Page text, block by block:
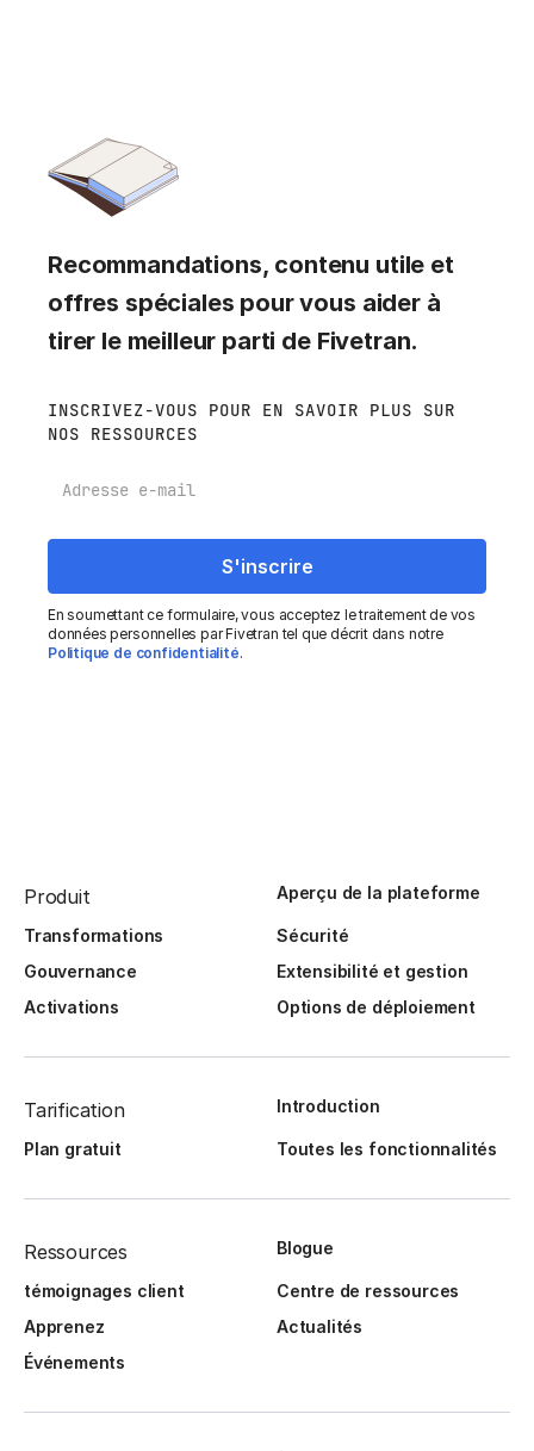
Recommandations, contenu utile et
offres spéciales pour vous aider à
tirer le meilleur parti de Fivetran.
INSCRIVEZ-VOUS POUR EN SAVOIR PLUS SUR
NOS RESSOURCES
En soumettant ce formulaire, vous acceptez le traitement de vos
données personnelles par Fivetran tel que décrit dans notre
Politique de confidentialité.
Produit Aperçu de la plateforme
Transformations
Sécurité
Gouvernance
Extensibilité et gestion
Activations
Options de déploiement
Tarification Introduction
Plan gratuit Toutes les fonctionnalités
Ressources Blogue
témoignages client
Centre de ressources
Apprenez
Actualités
Événements